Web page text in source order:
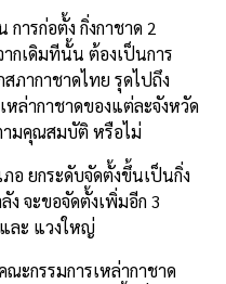
การก่อตั้ง กิ่งกาชาด 2
กเดิมทีนั้น ต้องเป็นการ
ภากาชาดไทย รุดไปถึง
ล่ากาชาดของแต่ละจังหวัด
ามคุณสมบัติ หรือไม่
อ ยกระดับจัดตั้งขึ้นเป็นกิ่ง
ง จะขอจัดตั้งเพิ่มอีก 3
ละ แวงใหญ่
ะกรรมการเหล่ากาชาด